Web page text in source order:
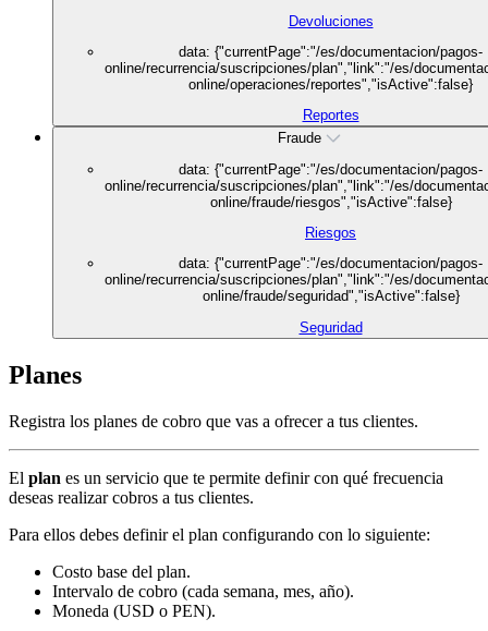
Devoluciones
data: {"currentPage":"/es/documentacion/pagos-
online/recurrencia/suscripciones/plan","link":"/es/
online/operaciones/reportes","isActive":false}
Reportes
Fraude
data: {"currentPage":"/es/documentacion/pagos-
online/recurrencia/suscripciones/plan","link":"/es/
online/fraude/riesgos","isActive":false}
Riesgos
data: {"currentPage":"/es/documentacion/pagos-
online/recurrencia/suscripciones/plan","link":"/es/
online/fraude/seguridad","isActive":false}
Seguridad
Planes
Registra los planes de cobro que vas a ofrecer a tus clientes.
El plan es un servicio que te permite definir con qué frecuencia
deseas realizar cobros a tus clientes.
Para ellos debes definir el plan configurando con lo siguiente:
Costo base del plan.
Intervalo de cobro (cada semana, mes, año).
Moneda (USD o PEN).